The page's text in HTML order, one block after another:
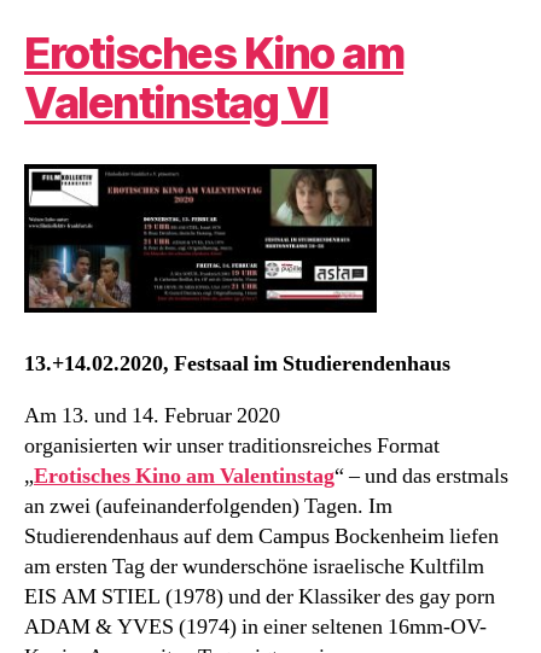
Erotisches Kino am
Valentinstag VI
13.+14.02.2020, Festsaal im Studierendenhaus
Am 13. und 14. Februar 2020
organisierten wir unser traditionsreiches Format
„Erotisches Kino am Valentinstag“ – und das erstmals
an zwei (aufeinanderfolgenden) Tagen. Im
Studierendenhaus auf dem Campus Bockenheim liefen
am ersten Tag der wunderschöne israelische Kultfilm
EIS AM STIEL (1978) und der Klassiker des gay porn
ADAM & YVES (1974) in einer seltenen 16mm-OV-